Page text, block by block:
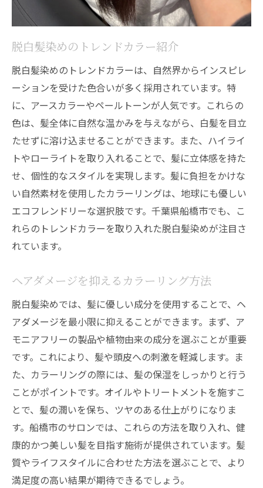
脱白髪染めのトレンドカラー紹介
脱白髪染めのトレンドカラーは、自然界からインスピレ
ーションを受けた色合いが多く採用されています。特
に、アースカラーやペールトーンが人気です。これらの
色は、髪全体に自然な温かみを与えながら、白髪を目立
たせずに溶け込ませることができます。また、ハイライ
トやローライトを取り入れることで、髪に立体感を持た
せ、個性的なスタイルを実現します。髪に負担をかけな
い自然素材を使用したカラーリングは、地球にも優しい
エコフレンドリーな選択肢です。千葉県船橋市でも、こ
れらのトレンドカラーを取り入れた脱白髪染めが注目さ
れています。
ヘアダメージを抑えるカラーリング方法
脱白髪染めでは、髪に優しい成分を使用することで、ヘ
アダメージを最小限に抑えることができます。まず、ア
モニアフリーの製品や植物由来の成分を選ぶことが重要
です。これにより、髪や頭皮への刺激を軽減します。ま
た、カラーリングの際には、髪の保湿をしっかりと行う
ことがポイントです。オイルやトリートメントを施すこ
とで、髪の潤いを保ち、ツヤのある仕上がりになりま
す。船橋市のサロンでは、これらの方法を取り入れ、健
康的かつ美しい髪を目指す施術が提供されています。髪
質やライフスタイルに合わせた方法を選ぶことで、より
満足度の高い結果が期待できるでしょう。